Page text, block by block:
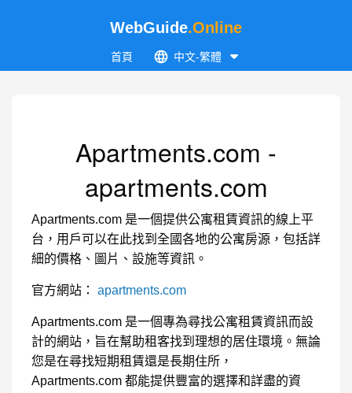
WebGuide.Online
首頁 中文-繁體
Apartments.com -
apartments.com
Apartments.com 是一個提供公寓租賃資訊的線上平
台，用戶可以在此找到全國各地的公寓房源，包括詳
細的價格、圖片、設施等資訊。
官方網站： apartments.com
Apartments.com 是一個專為尋找公寓租賃資訊而設
計的網站，旨在幫助租客找到理想的居住環境。無論
您是在尋找短期租賃還是長期住所，
Apartments.com 都能提供豐富的選擇和詳盡的資